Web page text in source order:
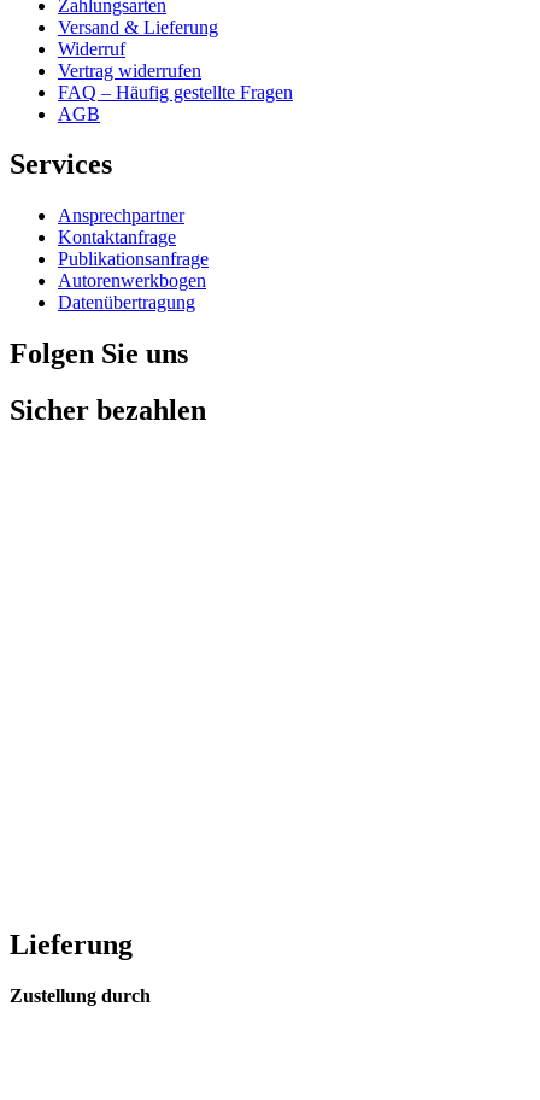
Zahlungsarten
Versand & Lieferung
Widerruf
Vertrag widerrufen
FAQ – Häufig gestellte Fragen
AGB
Services
Ansprechpartner
Kontaktanfrage
Publikationsanfrage
Autorenwerkbogen
Datenübertragung
Folgen Sie uns
Sicher bezahlen
Lieferung
Zustellung durch